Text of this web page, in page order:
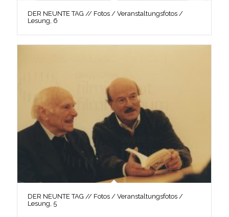
DER NEUNTE TAG // Fotos / Veranstaltungsfotos /
Lesung, 6
DER NEUNTE TAG // Fotos / Veranstaltungsfotos /
Lesung, 5